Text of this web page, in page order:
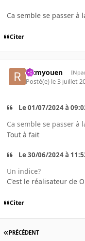
Ca semble se passer à
Citer
rctmyouen
Posté(e) le 3 juillet
Le 01/07/2024 à
Ca semble se passer à
Tout à fait
Le 30/06/2024 à
Un indice?
C'est le réalisateur de
Citer
PRÉCÉDENT